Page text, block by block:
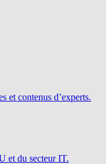
et contenus d’experts.
et du secteur IT.